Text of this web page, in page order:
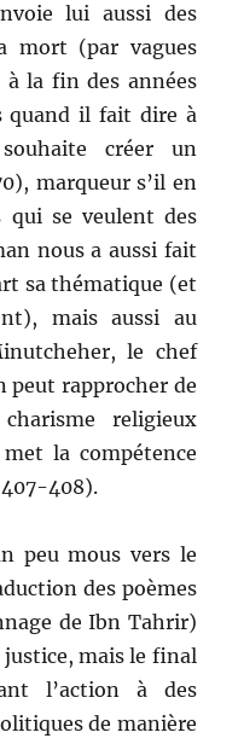
lui aussi des
mort (par vagues
la fin des années
quand il fait dire à
créer un
marqueur s’il en
qui se veulent des
nous a aussi fait
sa thématique (et
mais aussi au
le chef
peut rapprocher de
religieux
la compétence
408).
peu mous vers le
des poèmes
de Ibn Tahrir)
justice, mais le final
l’action à des
de manière